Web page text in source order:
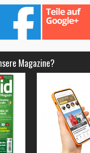
Magazine?